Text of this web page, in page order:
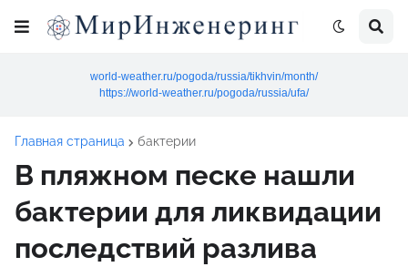
world-weather.ru/pogoda/russia/tikhvin/month/
https://world-weather.ru/pogoda/russia/ufa/
Главная страница бактерии
В пляжном песке нашли
бактерии для ликвидации
последствий разлива